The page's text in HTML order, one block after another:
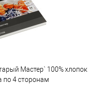
Мастер` 100% хлопок
по 4 сторонам